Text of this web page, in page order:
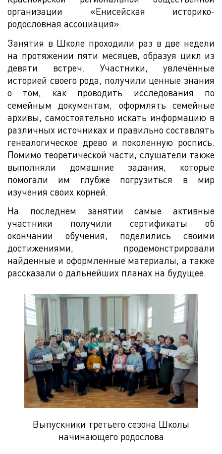
организации «Енисейская историко-
родословная ассоциация».
Занятия в Школе проходили раз в две недели
на протяжении пяти месяцев, образуя цикл из
девяти встреч. Участники, увлечённые
историей своего рода, получили ценные знания
о том, как проводить исследования по
семейным документам, оформлять семейные
архивы, самостоятельно искать информацию в
различных источниках и правильно составлять
генеалогическое древо и поколенную роспись.
Помимо теоретической части, слушатели также
выполняли домашние задания, которые
помогали им глубже погрузиться в мир
изучения своих корней.
На последнем занятии самые активные
участники получили сертификаты об
окончании обучения, поделились своими
достижениями, продемонстрировали
найденные и оформленные материалы, а также
рассказали о дальнейших планах на будущее.
Выпускники третьего сезона Школы
начинающего родослова